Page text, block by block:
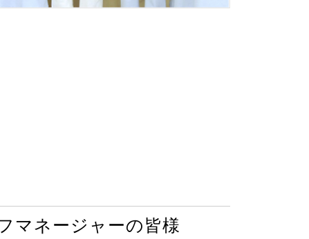
マネージャーの皆様